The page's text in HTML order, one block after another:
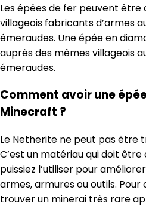
Les épées de fer peuvent être
villageois fabricants d’armes
émeraudes. Une épée en
auprès des mêmes villageois
émeraudes.
Comment avoir une
Minecraft ?
Le Netherite ne peut pas être
C’est un matériau qui doit
puissiez l’utiliser pour
armes, armures ou outils. Pour
trouver un minerai très rare